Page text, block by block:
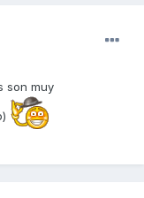
son muy